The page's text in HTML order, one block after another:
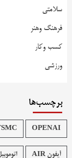
سلامتی
فرهنگ وهنر
کسب وکار
ورزشی
برچسب‌ها
OPENAI
آیفون AIR